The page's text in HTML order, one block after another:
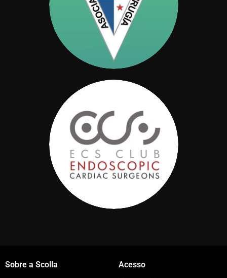
Sobre a Scolla Acesso